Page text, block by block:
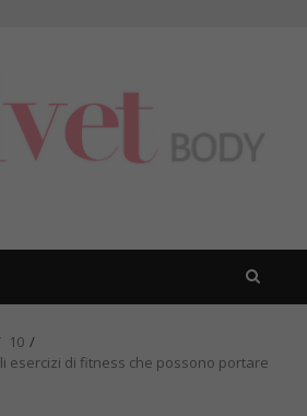
10
esercizi di fitness che possono portare